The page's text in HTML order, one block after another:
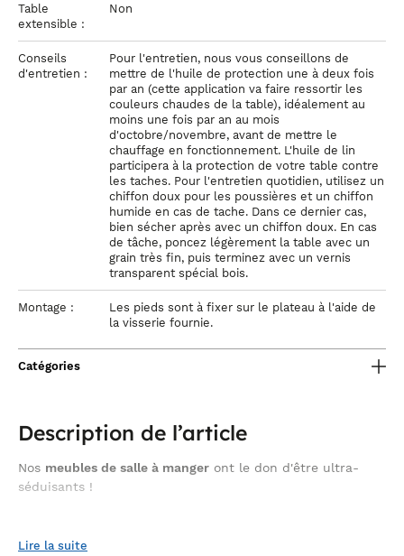
Table
extensible :
Non
Conseils
d'entretien :
Pour l'entretien, nous vous conseillons de
mettre de l'huile de protection une à deux fois
par an (cette application va faire ressortir les
couleurs chaudes de la table), idéalement au
moins une fois par an au mois
d'octobre/novembre, avant de mettre le
chauffage en fonctionnement. L'huile de lin
participera à la protection de votre table contre
les taches. Pour l'entretien quotidien, utilisez un
chiffon doux pour les poussières et un chiffon
humide en cas de tache. Dans ce dernier cas,
bien sécher après avec un chiffon doux. En cas
de tâche, poncez légèrement la table avec un
grain très fin, puis terminez avec un vernis
transparent spécial bois.
Montage :
Les pieds sont à fixer sur le plateau à l'aide de
la visserie fournie.
Catégories
Description de l’article
Nos meubles de salle à manger ont le don d'être ultra-
séduisants !
votre intérieur ! Et pourquoi ne pas commencer par la salle à
Lire la suite